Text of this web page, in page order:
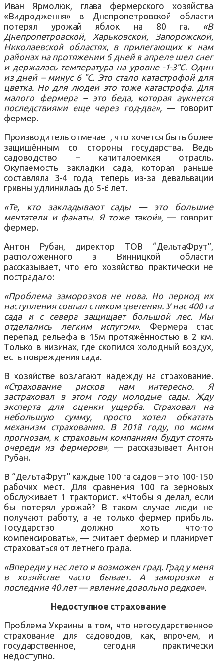
Иван Ярмолюк, глава фермерского хозяйства
«Видродження» в Днепропетровской области
потерял урожай яблок на 80 га. «В
Днепропетровской, Харьковской, Запорожской,
Николаевской областях, в прилегающих к нам
районах на протяжении 6 дней в апреле шел снег
и держалась температура на уровне -1-3°C. Один
из дней – минус 6 °C. Это стало катастрофой для
цветка. Но для людей это тоже катастрофа. Для
малого фермера – это беда, которая аукнется
последствиями еще через год-два», — говорит
фермер.
Производитель отмечает, что хочется быть более
защищённым со стороны государства. Ведь
садоводство – капиталоемкая отрасль.
Окупаемость закладки сада, которая раньше
составляла 3-4 года, теперь из-за девальвации
гривны удлинилась до 5-6 лет.
«Те, кто закладывают сады — это большие
мечтатели и фанаты. Я тоже такой», — говорит
фермер.
Антон Рубан, директор ТОВ “ДельтаФрут”,
расположенного в Винницкой области
рассказывает, что его хозяйство практически не
пострадало:
«Проблема заморозков не нова. Но период их
наступления совпал с пиком цветения. У нас 400 га
сада и с севера защищает большой лес. Мы
отделались легким испугом». Фермера спас
перепад рельефа в 15м протяжённостью в 2 км.
Только в низинах, где скопился холодный воздух,
есть повреждения сада.
В хозяйстве возлагают надежду на страхование.
«Страхование рисков нам интересно. Я
застраховал в этом году молодые сады. Жду
эксперта для оценки ущерба. Страховал на
небольшую сумму, просто хотел обкатать
механизм страхования. В 2018 году, по моим
прогнозам, к страховым компаниям будут стоять
очереди из фермеров»,
— рассказывает Антон
Рубан.
В “ДельтаФрут” каждые 100 га садов – это 100-150
рабочих мест. Для сравнения 100 га зерновых
обслуживает 1 тракторист. «Чтобы я делал, если
бы потерял урожай? В таком случае люди не
получают работу, а не только фермер прибыль.
Государство должно хоть что-то
компенсировать», — считает фермер и планирует
страховаться от летнего града.
«Впереди у нас лето и возможен град. Град у меня
в хозяйстве часто бывает. А заморозки в
последние 40 лет — явление довольно редкое».
Недоступное страхование
Проблема Украины в том, что негосударственное
страхование для садоводов, как, впрочем, и
государственное, сегодня практически
недоступно.